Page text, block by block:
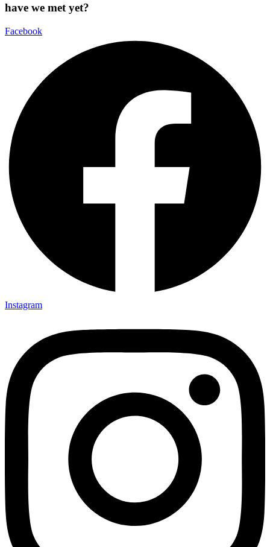
have we met yet?
Facebook
Instagram